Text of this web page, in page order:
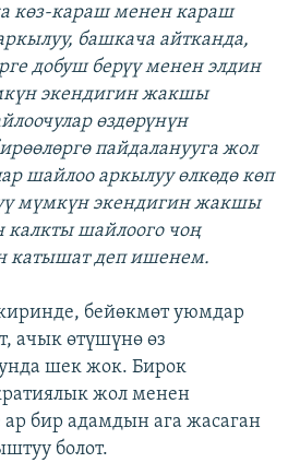
көз-караш менен караш
башкача айтканда,
добуш берүү менен элдин
экендигин жакшы
өздөрүнүн
пайдаланууга жол
шайлоо аркылуу өлкөдө көп
мүмкүн экендигин жакшы
шайлоого чоң
катышат деп ишенем.
бейөкмөт уюмдар
ачык өтүшүнө өз
шек жок. Бирок
жол менен
бир адамдын ага жасаган
болот.